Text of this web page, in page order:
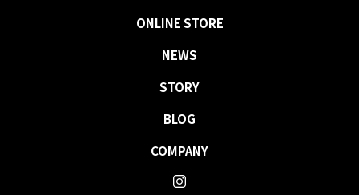
ONLINE STORE
NEWS
STORY
BLOG
COMPANY